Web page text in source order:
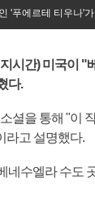
'푸에르테 티우나'
시간) 미국이
다.
셜을 통해 "이
라고 설명했다.
네수엘라 수도